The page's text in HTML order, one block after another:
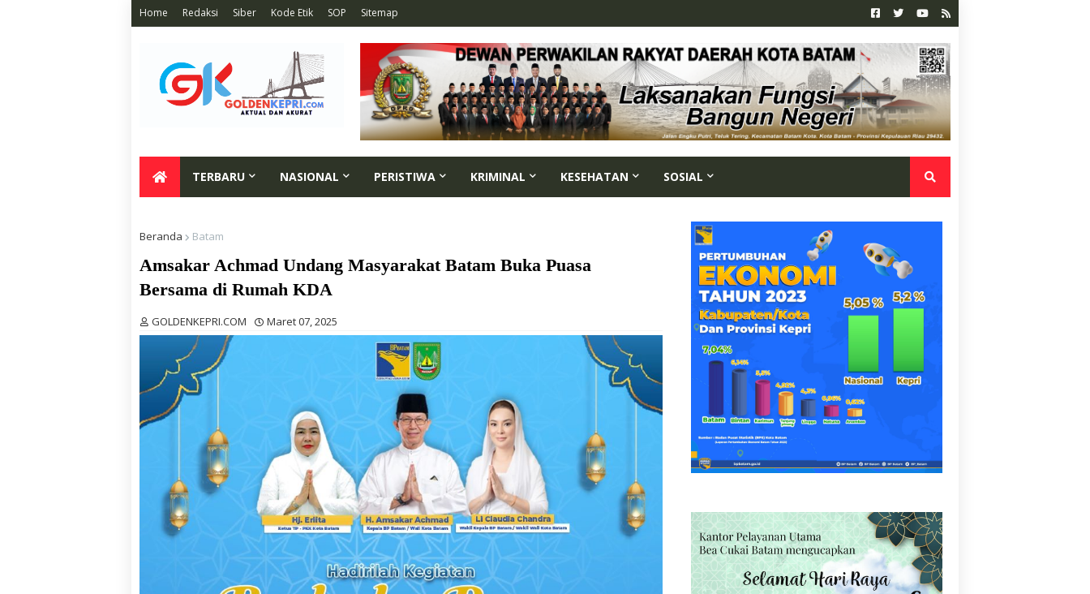
Home Redaksi Siber Kode Etik SOP Sitemap
TERBARU NASIONAL PERISTIWA KRIMINAL KESEHATAN SOSIAL
Beranda Batam
Amsakar Achmad Undang Masyarakat Batam Buka Puasa
Bersama di Rumah KDA
GOLDENKEPRI.COM Maret 07, 2025